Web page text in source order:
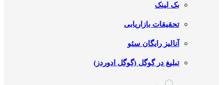
بک لینک
تحقیقات بازاریابی
آنالیز رایگان سئو
تبلیغ در گوگل (گوگل ادوردز)